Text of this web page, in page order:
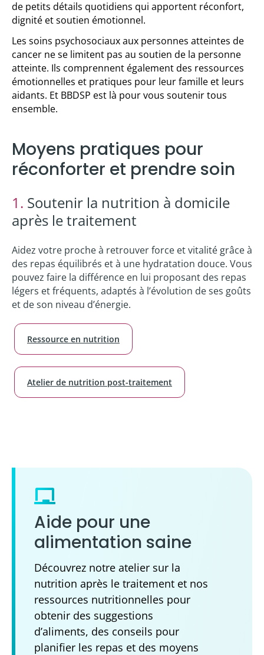
de petits détails quotidiens qui apportent réconfort,
dignité et soutien émotionnel.
Les soins psychosociaux aux personnes atteintes de
cancer ne se limitent pas au soutien de la personne
atteinte. Ils comprennent également des ressources
émotionnelles et pratiques pour leur famille et leurs
aidants. Et BBDSP est là pour vous soutenir tous
ensemble.
Moyens pratiques pour
réconforter et prendre soin
1. Soutenir la nutrition à domicile
après le traitement
Aidez votre proche à retrouver force et vitalité grâce à
des repas équilibrés et à une hydratation douce. Vous
pouvez faire la différence en lui proposant des repas
légers et fréquents, adaptés à l’évolution de ses goûts
et de son niveau d’énergie.
Ressource en nutrition
Atelier de nutrition post-traitement
Aide pour une
alimentation saine
Découvrez notre atelier sur la
nutrition après le traitement et nos
ressources nutritionnelles pour
obtenir des suggestions
d’aliments, des conseils pour
planifier les repas et des moyens